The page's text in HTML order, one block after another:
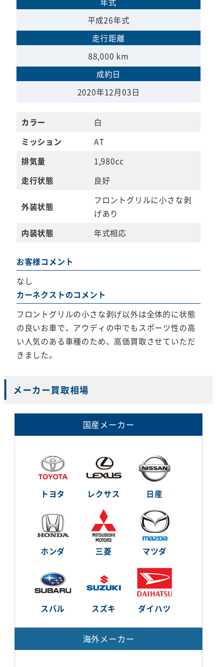
平成26年式
走行距離
88,000 km
成約日
2020年12月03日
カラー
白
ミッション
AT
排気量
1,980cc
走行状態
良好
外装状態
フロントグリルに小さな剥
げあり
内装状態
年式相応
お客様コメント
なし
カーネクストのコメント
フロントグリルの小さな剥げ以外は全体的に状態
の良いお車で、アウディの中でもスポーツ性の高
い人気のある車種のため、高価買取させていただ
きました。
メーカー買取相場
国産メーカー
トヨタ レクサス 日産
ホンダ 三菱 マツダ
スバル スズキ ダイハツ
海外メーカー